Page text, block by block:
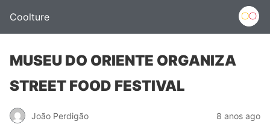
Coolture
MUSEU DO ORIENTE ORGANIZA
STREET FOOD FESTIVAL
João Perdigão 8 anos ago